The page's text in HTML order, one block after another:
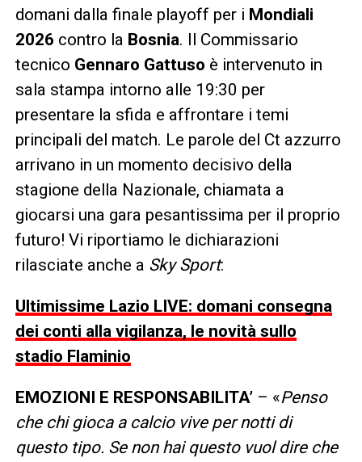
domani dalla finale playoff per i Mondiali
2026 contro la Bosnia. Il Commissario
tecnico Gennaro Gattuso è intervenuto in
sala stampa intorno alle 19:30 per
presentare la sfida e affrontare i temi
principali del match. Le parole del Ct azzurro
arrivano in un momento decisivo della
stagione della Nazionale, chiamata a
giocarsi una gara pesantissima per il proprio
futuro! Vi riportiamo le dichiarazioni
rilasciate anche a Sky Sport:
Ultimissime Lazio LIVE: domani consegna
dei conti alla vigilanza, le novità sullo
stadio Flaminio
EMOZIONI E RESPONSABILITA’– «Penso
che chi gioca a calcio vive per notti di
questo tipo. Se non hai questo vuol dire che